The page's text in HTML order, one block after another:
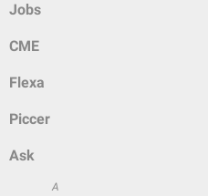
Jobs
CME
Flexa
Piccer
Ask
A